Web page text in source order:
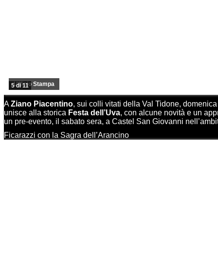
Ufficio Stampa
5 di 11
AZiano Piacentino, sui colli vitati della Val Tidone,
unisce alla storica Festa dell’Uva, con alcune novità e un
un pre-evento, il sabato sera, a Castel San Giovanni
Ficarazzi con la Sagra dell’Arancino